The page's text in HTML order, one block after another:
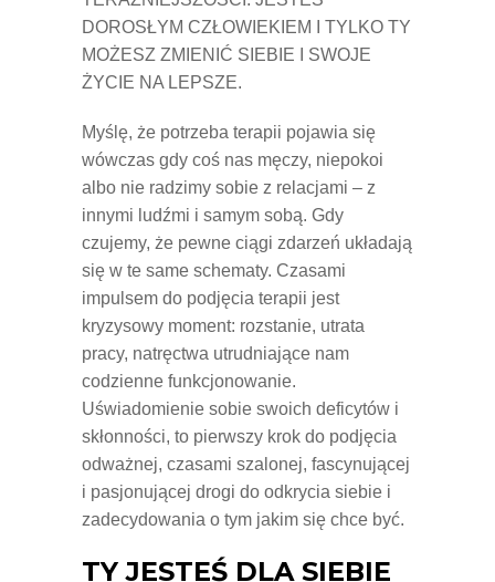
DOROSŁYM CZŁOWIEKIEM I TYLKO TY
MOŻESZ ZMIENIĆ SIEBIE I SWOJE
ŻYCIE NA LEPSZE.
Myślę, że potrzeba terapii pojawia się
wówczas gdy coś nas męczy, niepokoi
albo nie radzimy sobie z relacjami – z
innymi ludźmi i samym sobą. Gdy
czujemy, że pewne ciągi zdarzeń układają
się w te same schematy. Czasami
impulsem do podjęcia terapii jest
kryzysowy moment: rozstanie, utrata
pracy, natręctwa utrudniające nam
codzienne funkcjonowanie.
Uświadomienie sobie swoich deficytów i
skłonności, to pierwszy krok do podjęcia
odważnej, czasami szalonej, fascynującej
i pasjonującej drogi do odkrycia siebie i
zadecydowania o tym jakim się chce być.
TY JESTEŚ DLA SIEBIE